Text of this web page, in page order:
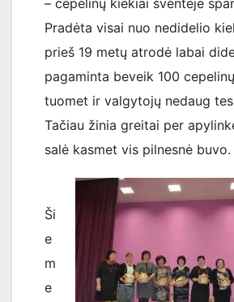
Pradėta visai nuo nedidelio
prieš 19 metų atrodė labai
pagaminta beveik 100
tuomet ir valgytojų nedaug
Tačiau žinia greitai per
salė kasmet vis pilnesnė buvo.
Ši
e
m
e